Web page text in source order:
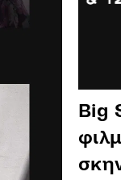
Big